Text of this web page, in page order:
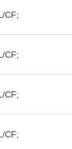
CF;
CF;
CF;
CF;